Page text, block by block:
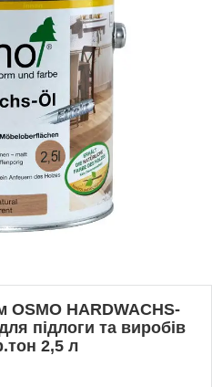
OSMO HARDWACHS-
підлоги та виробів
2,5 л